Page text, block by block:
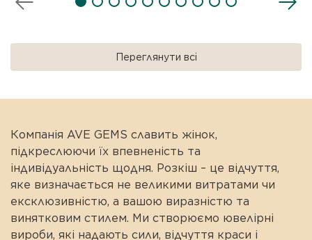
Переглянути всі
Компанія AVE GEMS славить жінок,
підкреслюючи їх впевненість та
індивідуальність щодня. Розкіш – це відчуття,
яке визначається не великими витратами чи
ексклюзивністю, а вашою виразністю та
винятковим стилем. Ми створюємо ювелірні
вироби, які надають сили, відчуття краси і